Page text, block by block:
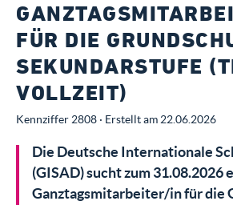
FÜR DIE
SEKUNDARSTUFE
VOLLZEIT)
Kennziffer 2808 · Erstellt am 22.06.2026
Die Deutsche Internationale
(GISAD) sucht zum 31.08.2026
Ganztagsmitarbeiter/in für die